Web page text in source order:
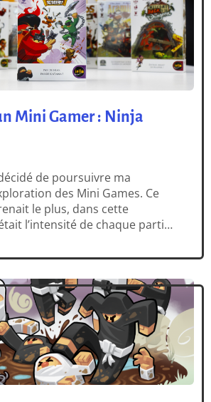
Mini Gamer : Ninja
de poursuivre ma
des Mini Games. Ce
le plus, dans cette
l’intensité de chaque partie,
au casse-pipe et revendu des
intenses. Aujourd’hui, au
[…]